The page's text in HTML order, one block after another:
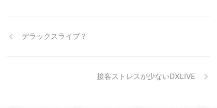
デラックスライブ？
接客ストレスが少ないDXLIVE